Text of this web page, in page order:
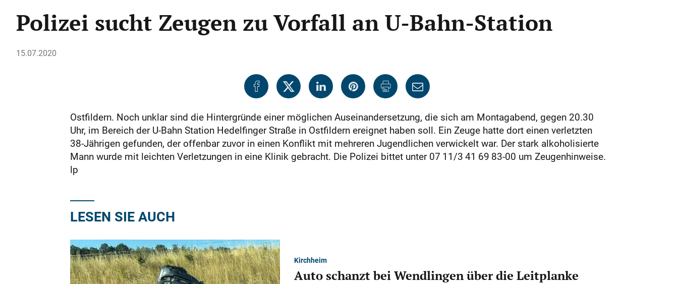
Polizei sucht Zeugen zu Vorfall an U-Bahn-Station
15.07.2020
Ostfildern. Noch unklar sind die Hintergründe einer möglichen Auseinandersetzung, die sich am Montagabend, gegen 20.30
Uhr, im Bereich der U-Bahn Station Hedelfinger Straße in Ostfildern ereignet haben soll. Ein Zeuge hatte dort einen verletzten
38-Jährigen gefunden, der offenbar zuvor in einen Konflikt mit mehreren Jugendlichen verwickelt war. Der stark alkoholisierte
Mann wurde mit leichten Verletzungen in eine Klinik gebracht. Die Polizei bittet unter 07 11/3 41 69 83-00 um Zeugenhinweise.
lp
LESEN SIE AUCH
Kirchheim
Auto schanzt bei Wendlingen über die Leitplanke